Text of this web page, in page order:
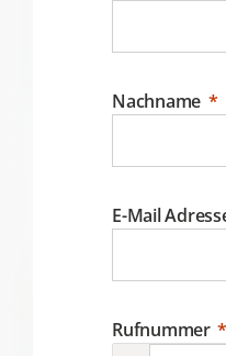
Nachname
E-Mail
Rufnummer